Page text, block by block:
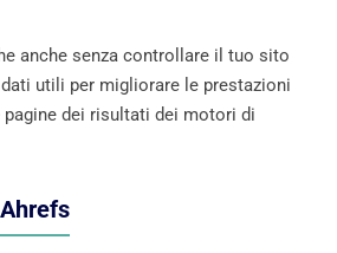
anche senza controllare il tuo sito
utili per migliorare le prestazioni
dei risultati dei motori di